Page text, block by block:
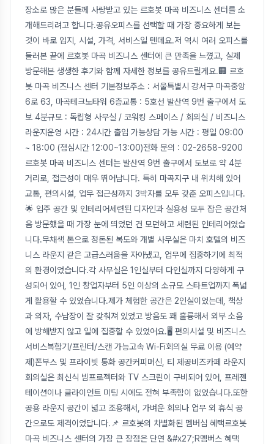
장소로 많은 분들께 사랑받고 있는 르호봇 마곡 비즈니스 센터를 소
개해드리려고 합니다.공유오피스를 선택할 때 가장 중요하게 보는
것이 바로 입지, 시설, 가격, 서비스일 텐데요.저 역시 여러 오피스를
둘러본 끝에 르호봇 마곡 비즈니스 센터에 큰 만족을 느꼈고, 실제
방문해본 생생한 후기와 함께 자세한 정보를 공유드릴게요.🏢 르호
봇 마곡 비즈니스 센터 기본정보주소 : 서울특별시 강서구 마곡중앙
6로 63, 마곡테크노타워 6층교통 : 5호선 발산역 9번 출구에서 도
보 4분규모 : 독립형 사무실 / 코워킹 스페이스 / 회의실 / 비즈니스
라운지운영 시간 : 24시간 출입 가능상담 가능 시간 : 평일 09:00
~ 18:00 (점심시간 12:00~13:00)전화 문의 : 02-2658-9200
르호봇 마곡 비즈니스 센터는 발산역 9번 출구에서 도보로 약 4분
거리로, 접근성이 매우 뛰어납니다. 특히 마곡지구 내 위치해 있어
교통, 편의시설, 업무 접근성까지 3박자를 모두 갖춘 오피스입니다.
🌟 입주 공간 및 인테리어세련된 디자인과 실용성 모두 잡은 공간처
음 방문했을 때 가장 눈에 띄었던 건 모던하고 세련된 인테리어였습
니다.무채색 톤으로 정돈된 복도와 개별 사무실은 마치 호텔의 비즈
니스 라운지 같은 고급스러움을 자아냈고, 업무에 집중하기에 최적
의 환경이었습니다.각 사무실은 1인실부터 다인실까지 다양하게 구
성되어 있어, 1인 창업자부터 5인 이상의 소규모 스타트업까지 폭넓
게 활용할 수 있었습니다.제가 체험한 공간은 2인실이었는데, 책상
과 의자, 수납장이 잘 갖춰져 있었고 방음도 꽤 훌륭해서 외부 소음
에 방해받지 않고 일에 집중할 수 있었어요.🖥 편의시설 및 비즈니스
서비스복합기/프린터/스캔 가능고속 Wi-Fi회의실 무료 이용 (예약
제)폰부스 및 프라이빗 통화 공간커피머신, 티 제공비즈카페 라운지
회의실은 최신식 빔프로젝터와 TV 스크린이 구비되어 있어, 프레젠
테이션이나 클라이언트 미팅 시에도 전혀 부족함이 없었습니다.또한
공용 라운지 공간이 넓고 조용해서, 가벼운 회의나 업무 외 휴식 공
간으로도 제격이었답니다.📌 르호봇의 차별화된 멤버십 혜택르호봇
마곡 비즈니스 센터의 가장 큰 장점은 단연 &#x27;R멤버스 혜택